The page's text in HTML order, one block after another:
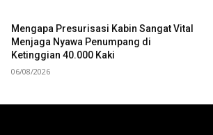
Mengapa Presurisasi Kabin Sangat Vital
Menjaga Nyawa Penumpang di
Ketinggian 40.000 Kaki
06/08/2026